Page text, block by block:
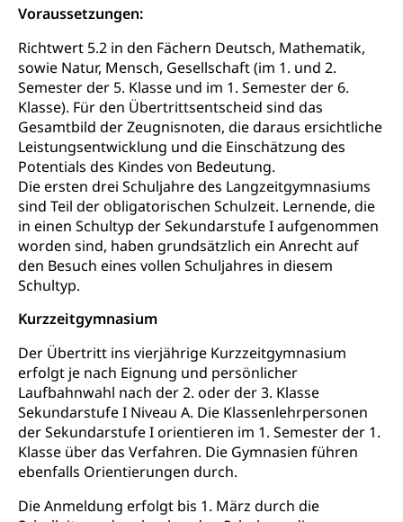
Voraussetzungen:
Richtwert 5.2 in den Fächern Deutsch, Mathematik,
sowie Natur, Mensch, Gesellschaft (im 1. und 2.
Semester der 5. Klasse und im 1. Semester der 6.
Klasse). Für den Übertrittsentscheid sind das
Gesamtbild der Zeugnisnoten, die daraus ersichtliche
Leistungsentwicklung und die Einschätzung des
Potentials des Kindes von Bedeutung.
Die ersten drei Schuljahre des Langzeitgymnasiums
sind Teil der obligatorischen Schulzeit. Lernende, die
in einen Schultyp der Sekundarstufe I aufgenommen
worden sind, haben grundsätzlich ein Anrecht auf
den Besuch eines vollen Schuljahres in diesem
Schultyp.
Kurzzeitgymnasium
Der Übertritt ins vierjährige Kurzzeitgymnasium
erfolgt je nach Eignung und persönlicher
Laufbahnwahl nach der 2. oder der 3. Klasse
Sekundarstufe I Niveau A. Die Klassenlehrpersonen
der Sekundarstufe I orientieren im 1. Semester der 1.
Klasse über das Verfahren. Die Gymnasien führen
ebenfalls Orientierungen durch.
Die Anmeldung erfolgt bis 1. März durch die
Existenzsicherung - Sozialhilfe
Soziales und Gesellschaft (Dienststelle)
Opferhilfe
Arbeitslosenversicherung (WAS Luzern)
Invalidenversicherung (WAS Luzern)
Soziale Sicherheit
Drogenabhängige, Drogensüchtige,
Fachstelle Sucht Region Luzern
Drogen (Polizei)
Sucht
Gesundheitsversorgung
Gesundheitsversorgung, Spital, Pflegeinitiative,
Ambulant vor stationär, AVOS, Patientendossier
Gesundheitsversorgung
AHV / IV
Altersrente, Invalidenrente, Witwenrente,
Sozialversicherung, Vorsorgeeinrichtung,
Pensionskasse, erste Säule, zweite Säule, dritte
Säule, Hilflosenentschädigung,
Ergänzungsleistungen, Altersvorsorge,
Todesfallversicherung
Hilfslosenentschädigung (WAS Luzern)
AHV-Hinterlassenenrente (WAS Luzern)
AHV-Beiträge (WAS Luzern)
Informationsstelle AHV/IV
Ergänzungsleistungen (EL) (WAS Luzern)
AHV-Altersrente (WAS Luzern)
IV-Leistungen (WAS Luzern)
Behinderung
Körperbehinderung, körperliche Behinderung,
geistige Behinderung, psychische Behinderung,
Erwerbsunfähigkeit, Behinderte
Inklusion im Sport
Menschen mit Behinderungen
Kultur und Medien
Archive und Bibliotheken